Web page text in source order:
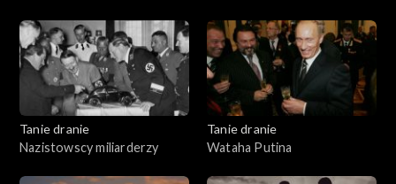
Tanie dranie
Nazistowscy miliarderzy
Tanie dranie
Wataha Putina